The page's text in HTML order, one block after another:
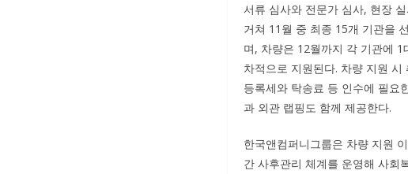
서류 심사와 전문가 심사, 현장
거쳐 11월 중 최종 15개 기관을
며, 차량은 12월까지 각 기관에 1
차적으로 지원된다. 차량 지원 시
등록세와 탁송료 등 인수에 필요
과 외관 랩핑도 함께 제공한다.
한국앤컴퍼니그룹은 차량 지원
간 사후관리 체계를 운영해 사회